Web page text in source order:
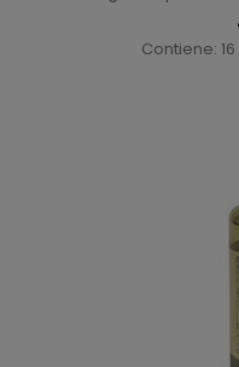
Contiene: